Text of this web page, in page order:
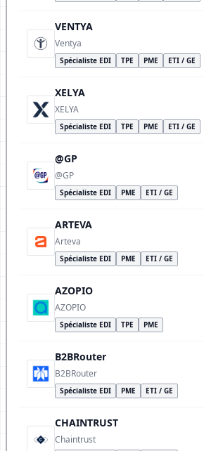
VENTYA
Ventya
Spécialiste EDI TPE PME ETI / GE
XELYA
XELYA
Spécialiste EDI TPE PME ETI / GE
@GP
@GP
Spécialiste EDI PME ETI / GE
ARTEVA
Arteva
Spécialiste EDI PME ETI / GE
AZOPIO
AZOPIO
Spécialiste EDI TPE PME
B2BRouter
B2BRouter
Spécialiste EDI PME ETI / GE
CHAINTRUST
Chaintrust